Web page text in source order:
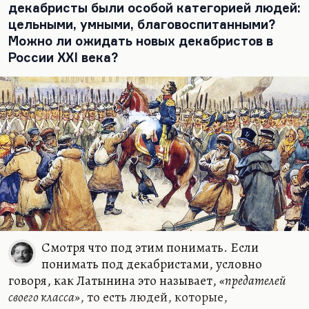
произведением на русском разговорном языке, в
какой степени это сохраняет сценичность и
театральную органику. При всех высоких целях…
декабристы были особой категорией людей:
цельными, умными, благовоспитанными?
Можно ли ожидать новых декабристов в
России XXI века?
Смотря что под этим понимать. Если
понимать под декабристами, условно
говоря, как Латынина это называет,«предателей
своего класса», то есть людей, которые,